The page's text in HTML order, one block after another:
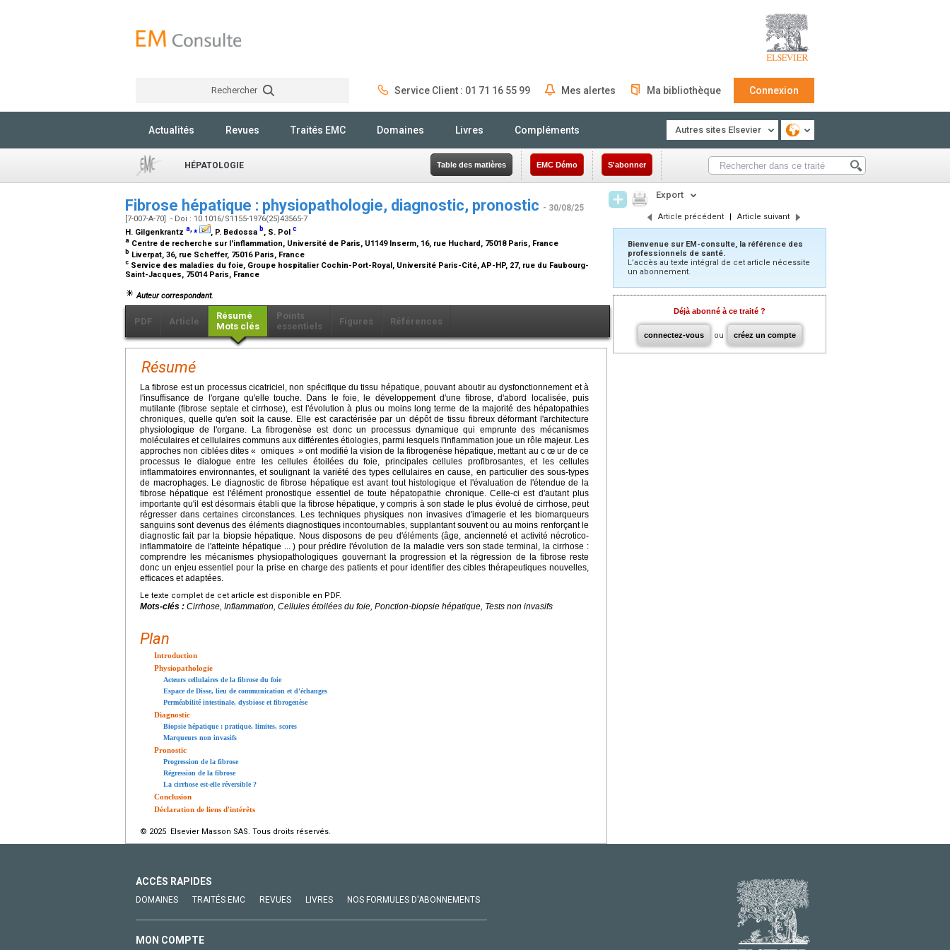
Rechercher Service Client : 01 71 16 55 99 Mes alertes Ma bibliothèque Connexion
Actualités Revues Traités EMC Domaines Livres Compléments Autres sites Elsevier
HÉPATOLOGIE Table des matières EMC Démo S'abonner
Fibrose hépatique : physiopathologie, diagnostic, pronostic - 30/08/25
[7-007-A-70] - Doi : 10.1016/S1155-1976(25)43565-7
H. Gilgenkrantz a,⁎ , P. Bedossa b, S. Pol c
a Centre de recherche sur l'inflammation, Université de Paris, U1149 Inserm, 16, rue Huchard, 75018 Paris, France
b Liverpat, 36, rue Scheffer, 75016 Paris, France
c Service des maladies du foie, Groupe hospitalier Cochin-Port-Royal, Université Paris-Cité, AP-HP, 27, rue du Faubourg-
Saint-Jacques, 75014 Paris, France
Auteur correspondant.
PDF Article
Résumé
Mots clés
Points
essentiels
Figures Références
Résumé
La fibrose est un processus cicatriciel, non spécifique du tissu hépatique, pouvant aboutir au dysfonctionnement et à
l'insuffisance de l'organe qu'elle touche. Dans le foie, le développement d'une fibrose, d'abord localisée, puis
mutilante (fibrose septale et cirrhose), est l'évolution à plus ou moins long terme de la majorité des hépatopathies
chroniques, quelle qu'en soit la cause. Elle est caractérisée par un dépôt de tissu fibreux déformant l'architecture
physiologique de l'organe. La fibrogenèse est donc un processus dynamique qui emprunte des mécanismes
moléculaires et cellulaires communs aux différentes étiologies, parmi lesquels l'inflammation joue un rôle majeur. Les
approches non ciblées dites « omiques » ont modifié la vision de la fibrogenèse hépatique, mettant au c œ ur de ce
processus le dialogue entre les cellules étoilées du foie, principales cellules profibrosantes, et les cellules
inflammatoires environnantes, et soulignant la variété des types cellulaires en cause, en particulier des sous-types
de macrophages. Le diagnostic de fibrose hépatique est avant tout histologique et l'évaluation de l'étendue de la
fibrose hépatique est l'élément pronostique essentiel de toute hépatopathie chronique. Celle-ci est d'autant plus
importante qu'il est désormais établi que la fibrose hépatique, y compris à son stade le plus évolué de cirrhose, peut
régresser dans certaines circonstances. Les techniques physiques non invasives d'imagerie et les biomarqueurs
sanguins sont devenus des éléments diagnostiques incontournables, supplantant souvent ou au moins renforçant le
diagnostic fait par la biopsie hépatique. Nous disposons de peu d'éléments (âge, ancienneté et activité nécrotico-
inflammatoire de l'atteinte hépatique ... ) pour prédire l'évolution de la maladie vers son stade terminal, la cirrhose :
comprendre les mécanismes physiopathologiques gouvernant la progression et la régression de la fibrose reste
donc un enjeu essentiel pour la prise en charge des patients et pour identifier des cibles thérapeutiques nouvelles,
efficaces et adaptées.
Le texte complet de cet article est disponible en PDF.
Mots-clés : Cirrhose, Inflammation, Cellules étoilées du foie, Ponction-biopsie hépatique, Tests non invasifs
Plan
Introduction
Physiopathologie
Acteurs cellulaires de la fibrose du foie
Espace de Disse, lieu de communication et d'échanges
Perméabilité intestinale, dysbiose et fibrogenèse
Diagnostic
Biopsie hépatique : pratique, limites, scores
Marqueurs non invasifs
Pronostic
Progression de la fibrose
Régression de la fibrose
La cirrhose est-elle réversible ?
Conclusion
Déclaration de liens d'intérêts
© 2025 Elsevier Masson SAS. Tous droits réservés.
Export
Article précédent | Article suivant
Bienvenue sur EM-consulte, la référence des
professionnels de santé.
L’accès au texte intégral de cet article nécessite
un abonnement.
Déjà abonné à ce traité ?
connectez-vous ou créez un compte
ACCÈS RAPIDES
DOMAINES TRAITÉS EMC REVUES LIVRES NOS FORMULES D'ABONNEMENTS
MON COMPTE